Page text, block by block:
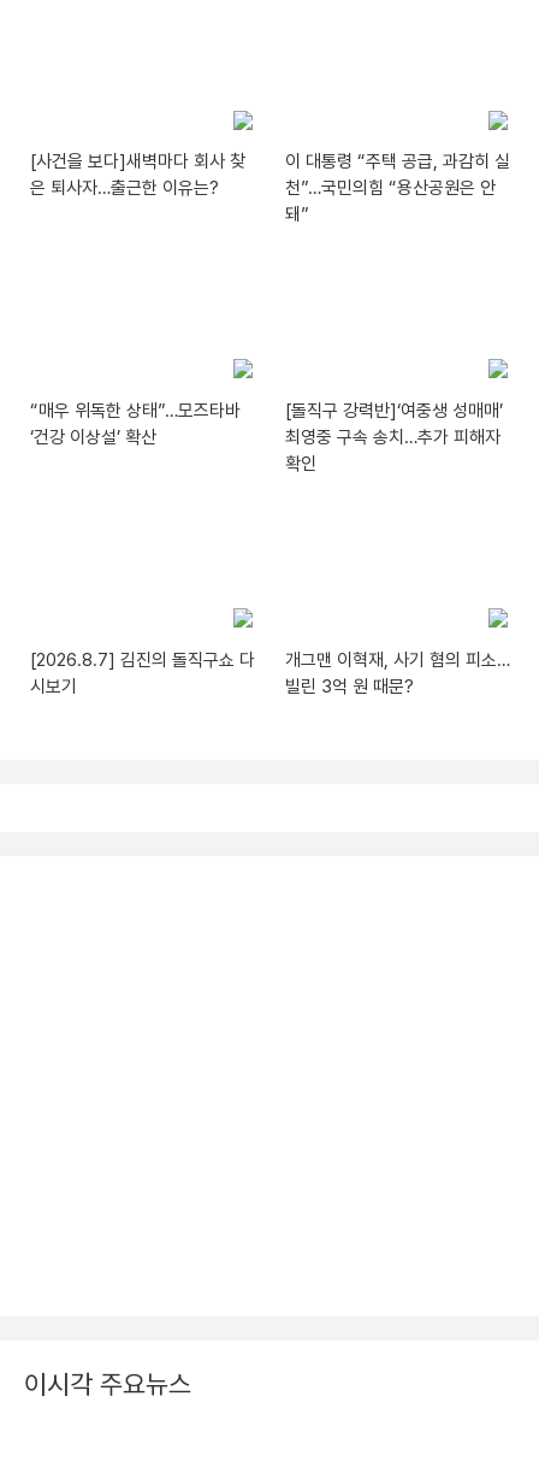
[사건을 보다]새벽마다 회사 찾
은 퇴사자…출근한 이유는?
이 대통령 “주택 공급, 과감히 실
천”…국민의힘 “용산공원은 안
돼”
“매우 위독한 상태”…모즈타바
‘건강 이상설’ 확산
[돌직구 강력반]‘여중생 성매매’
최영중 구속 송치…추가 피해자
확인
[2026.8.7] 김진의 돌직구쇼 다
시보기
개그맨 이혁재, 사기 혐의 피소…
빌린 3억 원 때문?
이시각 주요뉴스